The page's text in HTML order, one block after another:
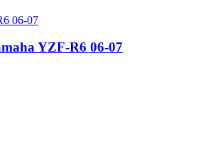
YZF-R6 06-07